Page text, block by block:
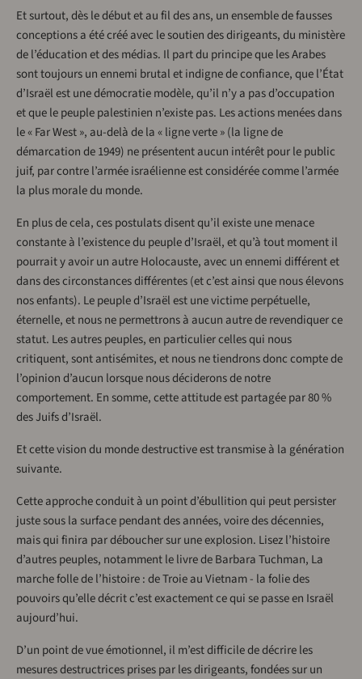
Et surtout, dès le début et au fil des ans, un ensemble de fausses
conceptions a été créé avec le soutien des dirigeants, du ministère
de l’éducation et des médias. Il part du principe que les Arabes
sont toujours un ennemi brutal et indigne de confiance, que l’État
d’Israël est une démocratie modèle, qu’il n’y a pas d’occupation
et que le peuple palestinien n’existe pas. Les actions menées dans
le « Far West », au-delà de la « ligne verte » (la ligne de
démarcation de 1949) ne présentent aucun intérêt pour le public
juif, par contre l’armée israélienne est considérée comme l’armée
la plus morale du monde.
En plus de cela, ces postulats disent qu’il existe une menace
constante à l’existence du peuple d’Israël, et qu’à tout moment il
pourrait y avoir un autre Holocauste, avec un ennemi différent et
dans des circonstances différentes (et c’est ainsi que nous élevons
nos enfants). Le peuple d’Israël est une victime perpétuelle,
éternelle, et nous ne permettrons à aucun autre de revendiquer ce
statut. Les autres peuples, en particulier celles qui nous
critiquent, sont antisémites, et nous ne tiendrons donc compte de
l’opinion d’aucun lorsque nous déciderons de notre
comportement. En somme, cette attitude est partagée par 80 %
des Juifs d’Israël.
Et cette vision du monde destructive est transmise à la génération
suivante.
Cette approche conduit à un point d’ébullition qui peut persister
juste sous la surface pendant des années, voire des décennies,
mais qui finira par déboucher sur une explosion. Lisez l’histoire
d’autres peuples, notamment le livre de Barbara Tuchman, La
marche folle de l’histoire : de Troie au Vietnam - la folie des
pouvoirs qu’elle décrit c’est exactement ce qui se passe en Israël
aujourd’hui.
D’un point de vue émotionnel, il m’est difficile de décrire les
mesures destructrices prises par les dirigeants, fondées sur un